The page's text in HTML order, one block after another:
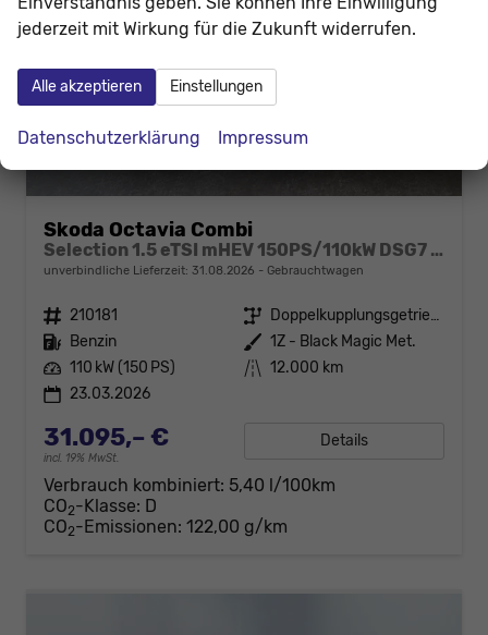
Skoda Octavia Combi
Selection 1.5 eTSI mHEV 150PS/110kW DSG7 2026 +AHK+3-ZONE+RFK+KESSY+EL.HECK+BHZ. LENKRAD
unverbindliche Lieferzeit: 31.08.2026 Gebrauchtwagen
Fahrzeugnr. 210181 Getriebe
Doppelkupplungsgetriebe (DSG)
Kraftstoff Benzin Außenfarbe 1Z - Black Magic Met.
Leistung 110 kW (150 PS) Kilometerstand 12.000 km
23.03.2026
31.095,– €
incl. 19% MwSt.
Details
Verbrauch kombiniert: 5,40 l/100km
CO2-Klasse: D
CO2-Emissionen: 122,00 g/km
jederzeit mit Wirkung für die Zukunft widerrufen.
Alle akzeptieren Einstellungen
Datenschutzerklärung Impressum